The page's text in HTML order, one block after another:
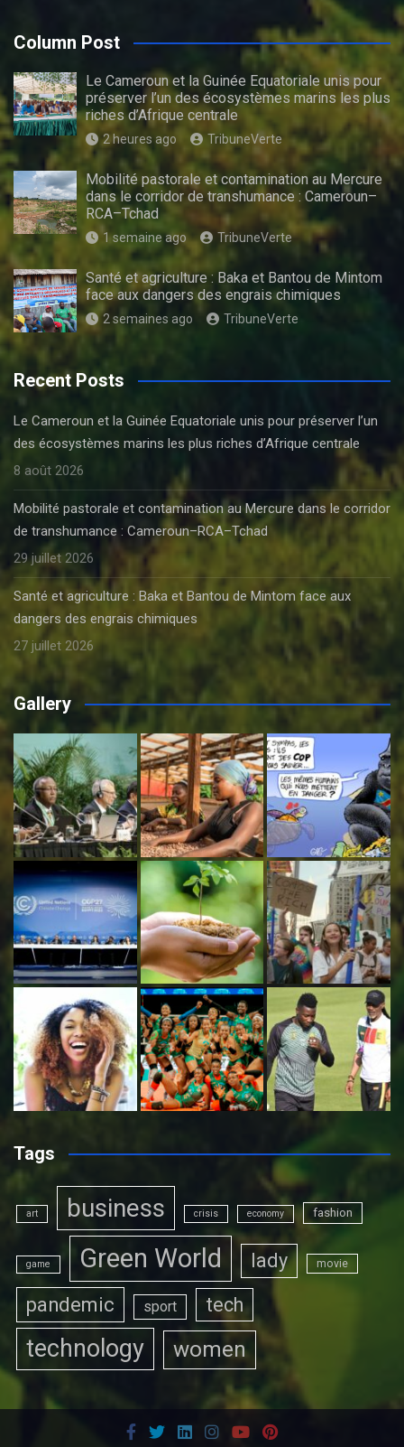
Column Post
Le Cameroun et la Guinée Equatoriale unis pour
préserver l’un des écosystèmes marins les plus
riches d’Afrique centrale
2 heures ago TribuneVerte
Mobilité pastorale et contamination au Mercure
dans le corridor de transhumance : Cameroun–
RCA–Tchad
1 semaine ago TribuneVerte
Santé et agriculture : Baka et Bantou de Mintom
face aux dangers des engrais chimiques
2 semaines ago TribuneVerte
Recent Posts
Le Cameroun et la Guinée Equatoriale unis pour préserver l’un
des écosystèmes marins les plus riches d’Afrique centrale
8 août 2026
Mobilité pastorale et contamination au Mercure dans le corridor
de transhumance : Cameroun–RCA–Tchad
29 juillet 2026
Santé et agriculture : Baka et Bantou de Mintom face aux
dangers des engrais chimiques
27 juillet 2026
Gallery
Tags
art business crisis economy fashion
game Green World lady movie
pandemic sport tech
technology women